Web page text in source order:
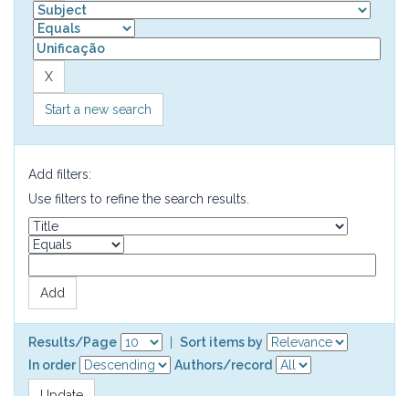
Start a new search
Add filters:
Use filters to refine the search results.
Results/Page
Sort items by
In order
Authors/record